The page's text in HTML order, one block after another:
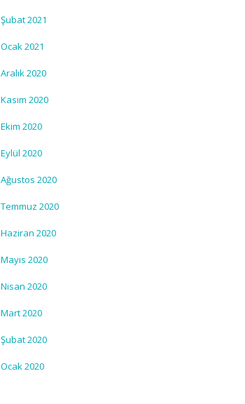
Şubat 2021
Ocak 2021
Aralık 2020
Kasım 2020
Ekim 2020
Eylül 2020
Ağustos 2020
Temmuz 2020
Haziran 2020
Mayıs 2020
Nisan 2020
Mart 2020
Şubat 2020
Ocak 2020